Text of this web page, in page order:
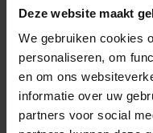
Deze website maakt
We gebruiken cookies
personaliseren, om
en om ons
informatie over uw
partners voor social
Ook in plantaardige
pompoen, asperges
hartige vinaigrette
granensalades,
groentebereidingen